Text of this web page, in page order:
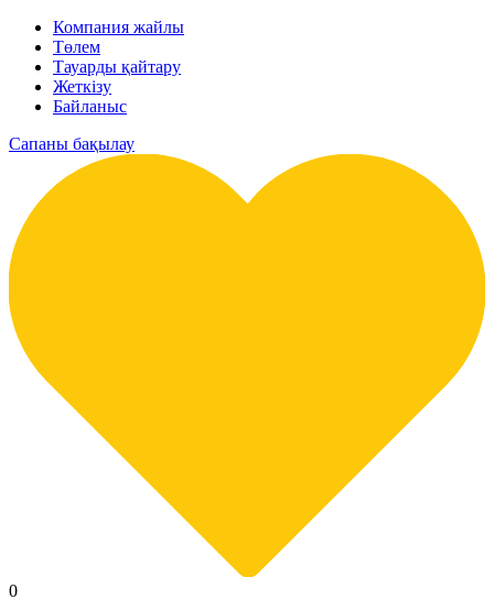
Компания жайлы
Төлем
Тауарды қайтару
Жеткізу
Байланыс
Сапаны бақылау
0